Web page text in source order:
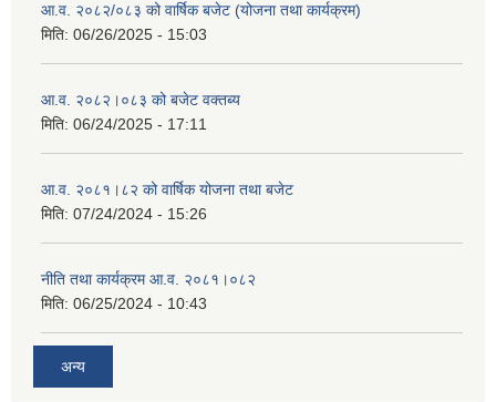
आ.व. २०८२/०८३ को वार्षिक बजेट (योजना तथा कार्यक्रम)
मिति: 06/26/2025 - 15:03
आ.व. २०८२।०८३ को बजेट वक्तब्य
मिति: 06/24/2025 - 17:11
आ.व. २०८१।८२ को वार्षिक योजना तथा बजेट
मिति: 07/24/2024 - 15:26
नीति तथा कार्यक्रम आ.व. २०८१।०८२
मिति: 06/25/2024 - 10:43
अन्य